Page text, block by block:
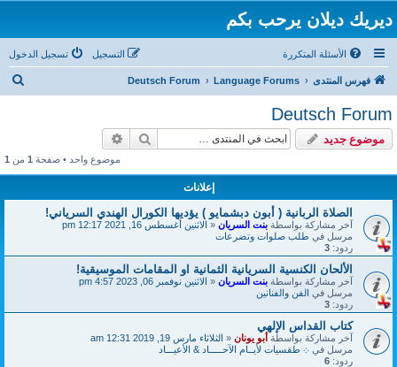
ديريك ديلان يرحب بكم
الأسئلة المتكررة تسجيل الدخول التسجيل
فهرس المنتدى Language Forums
Deutsch Forum
Deutsch Forum
موضوع جديد بحث
موضوع واحد • صفحة 1 من 1
إعلانات
الصلاة الربانية ( أبون دبشمايو ) يؤديها الكورال الهندي السرياني!
آخر مشاركة بواسطة بنت السريان « الاثنين أغسطس 16, 2021 12:17 pm
مرسل في طلب صلوات وتضرعات
ردود: 3
الألحان الكنسية السريانية الثمانية او المقامات الموسيقية!
آخر مشاركة بواسطة بنت السريان « الاثنين نوفمبر 06, 2023 4:57 pm
مرسل في الفن والفنانين
ردود: 3
كتاب القداس الإلهي
آخر مشاركة بواسطة أبو يونان « الثلاثاء مارس 19, 2019 12:31 am
مرسل في ܀ طقسيات لأيــام الآحـــــاد & الأعيـــاد
ردود: 6